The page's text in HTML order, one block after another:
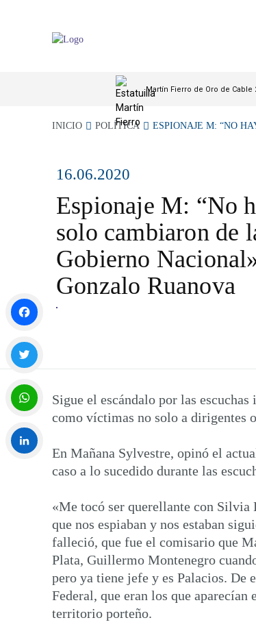
Martín Fierro de Oro de Cable
INICIO POLÍTICA ESPIONAJE M: “NO
16.06.2020
Espionaje M: “No
solo cambiaron de
Gobierno
Gonzalo Ruanova
Sigue el escándalo por las
como víctimas no solo a dirigentes
En Mañana Sylvestre, opinó el
caso a lo sucedido durante las
«Me tocó ser querellante con
que nos espiaban y nos estaban
falleció, que fue el comisario que
Plata, Guillermo Montenegro
pero ya tiene jefe y es Palacios. De
Federal, que eran los que aparecían
territorio porteño.
Facebook
Twitter
WhatsApp